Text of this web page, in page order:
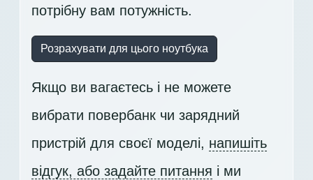
потрібну вам потужність.
Розрахувати для цього ноутбука
Якщо ви вагаєтесь і не можете
вибрати повербанк чи зарядний
пристрій для своєї моделі, напишіть
відгук, або задайте питання і ми